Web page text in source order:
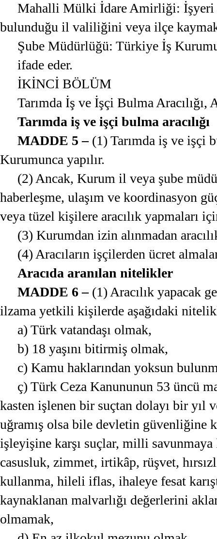
Mahalli Mülki İdare Amirliği: İşyeri
bulunduğu il valiliğini veya ilçe
Şube Müdürlüğü: Türkiye İş
ifade eder.
İKİNCİ BÖLÜM
Tarımda İş ve İşçi Bulma Aracılığı,
Tarımda iş ve işçi bulma aracılığı
MADDE 5 –(1) Tarımda iş ve işçi
Kurumunca yapılır.
(2) Ancak, Kurum il veya şube
haberleşme, ulaşım ve koordinasyon
veya tüzel kişilere aracılık yapmaları
(3) Kurumdan izin alınmadan
(4) Aracıların işçilerden ücret
Aracıda aranılan nitelikler
MADDE 6 –(1) Aracılık yapacak
ilzama yetkili kişilerde aşağıdaki
a) Türk vatandaşı olmak,
b) 18 yaşını bitirmiş olmak,
c) Kamu haklarından yoksun
ç) Türk Ceza Kanununun 53 üncü
kasten işlenen bir suçtan dolayı bir yıl
uğramış olsa bile devletin güvenliğine
işleyişine karşı suçlar, milli savunmaya
casusluk, zimmet, irtikâp, rüşvet,
kullanma, hileli iflas, ihaleye fesat
kaynaklanan malvarlığı değerlerini
olmamak,